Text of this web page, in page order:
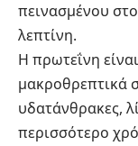
πεινασμένου
λεπτίνη.
Η πρωτεΐνη
μακροθρεπτικά
υδατάνθρακες,
περισσότερο